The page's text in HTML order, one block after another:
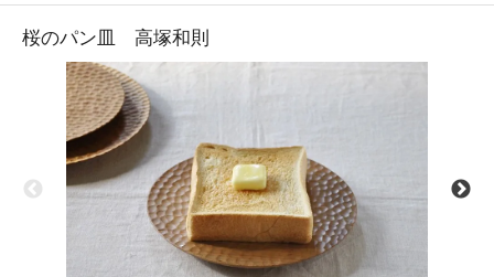
桜のパン皿 高塚和則